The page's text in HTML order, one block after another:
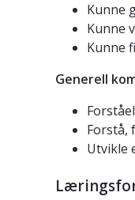
Kunne
Kunne
Kunne
Generell
Forstå,
Utvikle